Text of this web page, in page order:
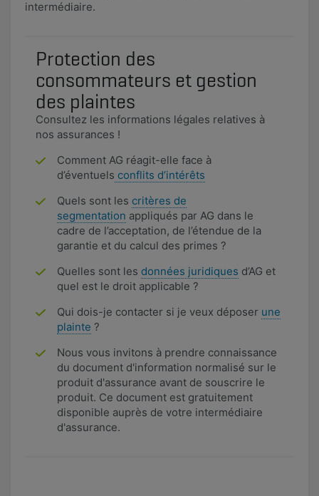
intermédiaire.
Protection des
consommateurs et gestion
des plaintes
Consultez les informations légales relatives à
nos assurances !
Comment AG réagit-elle face à
d’éventuels conflits d’intérêts
Quels sont les critères de
segmentation appliqués par AG dans le
cadre de l’acceptation, de l’étendue de la
garantie et du calcul des primes ?
Quelles sont les données juridiques d’AG et
quel est le droit applicable ?
Qui dois-je contacter si je veux déposer une
plainte ?
Nous vous invitons à prendre connaissance
du document d'information normalisé sur le
produit d'assurance avant de souscrire le
produit. Ce document est gratuitement
disponible auprès de votre intermédiaire
d'assurance.